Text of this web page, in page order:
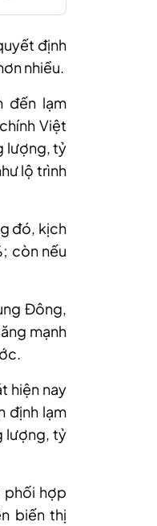
định
nhiều.
đến lạm
Việt
lượng, tỷ
lộ trình
đó, kịch
còn nếu
Đông,
mạnh
hiện nay
định lạm
lượng, tỷ
phối hợp
biến thị